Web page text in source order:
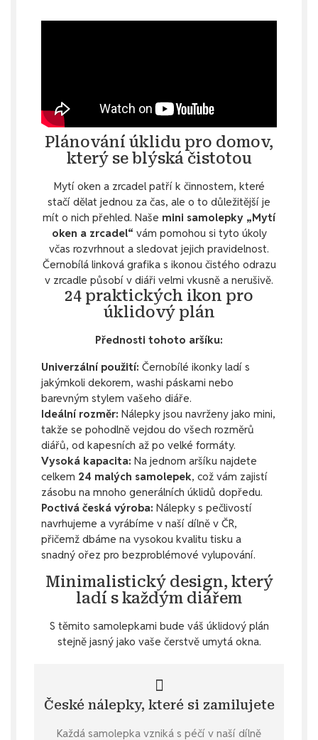
Plánování úklidu pro domov,
který se blýská čistotou
Mytí oken a zrcadel patří k činnostem, které
stačí dělat jednou za čas, ale o to důležitější je
mít o nich přehled. Naše mini samolepky „Mytí
oken a zrcadel“ vám pomohou si tyto úkoly
včas rozvrhnout a sledovat jejich pravidelnost.
Černobílá linková grafika s ikonou čistého odrazu
v zrcadle působí v diáři velmi vkusně a nerušivě.
24 praktických ikon pro
úklidový plán
Přednosti tohoto aršíku:
Univerzální použití: Černobílé ikonky ladí s
jakýmkoli dekorem, washi páskami nebo
barevným stylem vašeho diáře.
Ideální rozměr: Nálepky jsou navrženy jako mini,
takže se pohodlně vejdou do všech rozměrů
diářů, od kapesních až po velké formáty.
Vysoká kapacita: Na jednom aršíku najdete
celkem 24 malých samolepek, což vám zajistí
zásobu na mnoho generálních úklidů dopředu.
Poctivá česká výroba: Nálepky s pečlivostí
navrhujeme a vyrábíme v naší dílně v ČR,
přičemž dbáme na vysokou kvalitu tisku a
snadný ořez pro bezproblémové vylupování.
Minimalistický design, který
ladí s každým diářem
S těmito samolepkami bude váš úklidový plán
stejně jasný jako vaše čerstvě umytá okna.
České nálepky, které si zamilujete
Každá samolepka vzniká s péčí v naší dílně